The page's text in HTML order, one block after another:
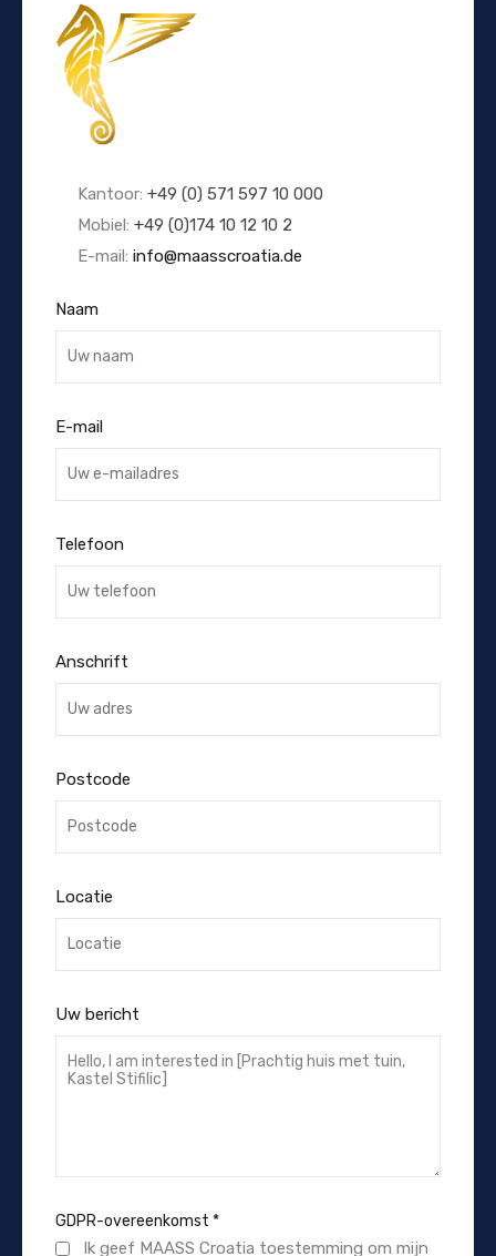
Kantoor: +49 (0) 571 597 10 000
Mobiel: +49 (0)174 10 12 10 2
E-mail: info@maasscroatia.de
Naam
E-mail
Telefoon
Anschrift
Postcode
Locatie
Uw bericht
GDPR-overeenkomst *
Ik geef MAASS Croatia toestemming om mijn